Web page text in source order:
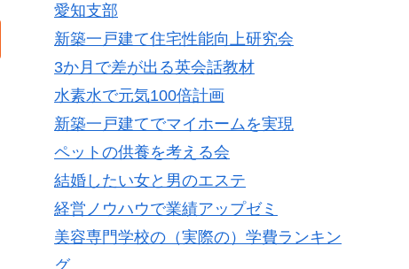
愛知支部
新築一戸建て住宅性能向上研究会
3か月で差が出る英会話教材
水素水で元気100倍計画
新築一戸建てでマイホームを実現
ペットの供養を考える会
結婚したい女と男のエステ
経営ノウハウで業績アップゼミ
美容専門学校の（実際の）学費ランキン
グ